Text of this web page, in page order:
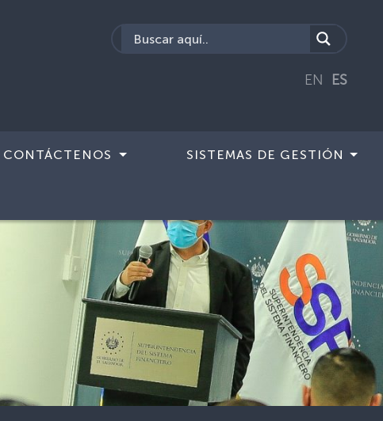
EN ES
CONTÁCTENOS SISTEMAS DE GESTIÓN